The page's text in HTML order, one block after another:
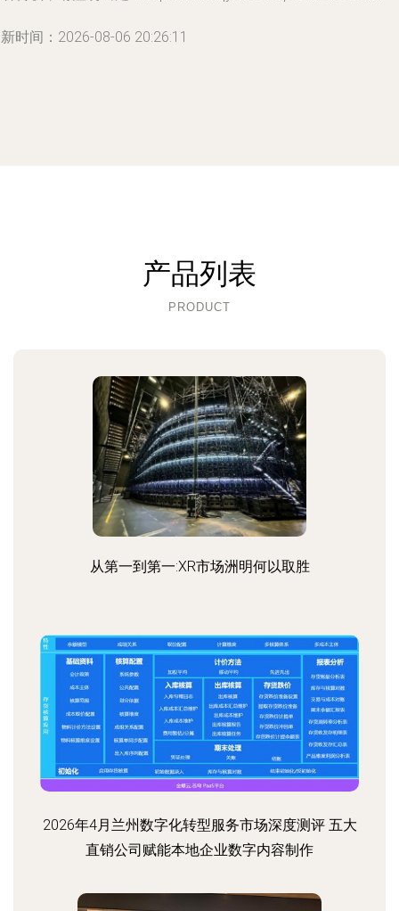
时间：2026-08-06 20:26:11
产品列表
PRODUCT
从第一到第一:XR市场洲明何以取胜
2026年4月兰州数字化转型服务市场深度测评 五大
直销公司赋能本地企业数字内容制作